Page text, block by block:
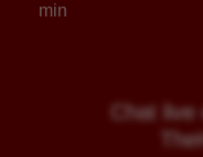
min
Chat